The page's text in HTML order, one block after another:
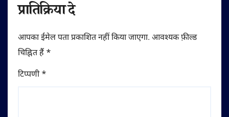
प्रातिक्रिया दे
आपका ईमेल पता प्रकाशित नहीं किया जाएगा. आवश्यक फ़ील्ड
चिह्नित हैं *
टिप्पणी*